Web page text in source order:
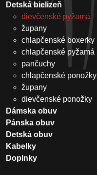
Detská bielizeň
dievčenské pyžamá
župany
chlapčenské boxerky
chlapčenské pyžamá
pančuchy
chlapčenské ponožky
župany
dievčenské ponožky
Dámska obuv
Pánska obuv
Detská obuv
Kabelky
Doplnky